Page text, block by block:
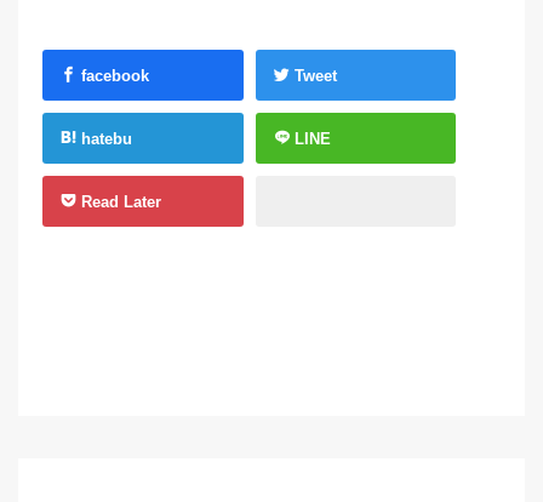
facebook Tweet
hatebu LINE
Read Later